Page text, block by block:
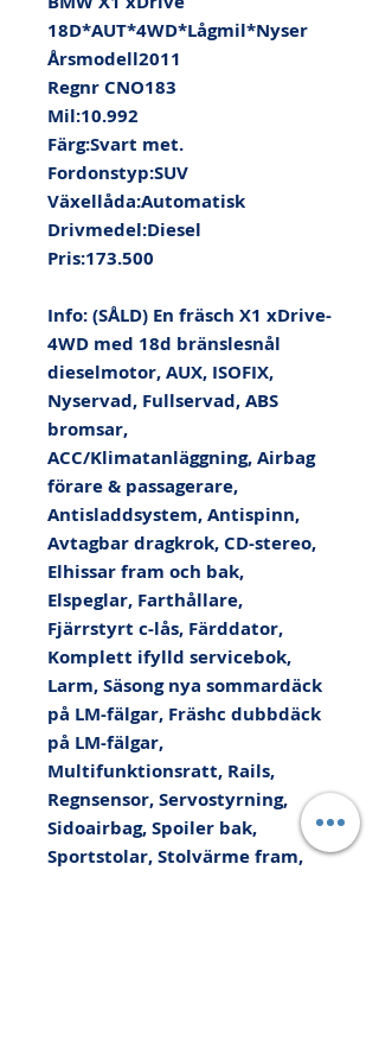
18D*AUT*4WD*Lågmil*Nyser
Årsmodell2011
Regnr CNO183
Mil:10.992
Färg:Svart met.
Fordonstyp:SUV
Växellåda:Automatisk
Drivmedel:Diesel
Pris:173.500
Info: (SÅLD) En fräsch X1 xDrive-
4WD med 18d bränslesnål
dieselmotor, AUX, ISOFIX,
Nyservad, Fullservad, ABS
bromsar,
ACC/Klimatanläggning, Airbag
förare & passagerare,
Antisladdsystem, Antispinn,
Avtagbar dragkrok, CD-stereo,
Elhissar fram och bak,
Elspeglar, Farthållare,
Fjärrstyrt c-lås, Färddator,
Komplett ifylld servicebok,
Larm, Säsong nya sommardäck
på LM-fälgar, Fräshc dubbdäck
på LM-fälgar,
Multifunktionsratt, Rails,
Regnsensor, Servostyrning,
Sidoairbag, Spoiler bak,
Sportstolar, Stolvärme fram,